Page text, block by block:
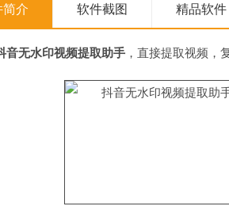
简介 软件截图 精品软件
音无水印视频提取助手 ，直接提取视频，